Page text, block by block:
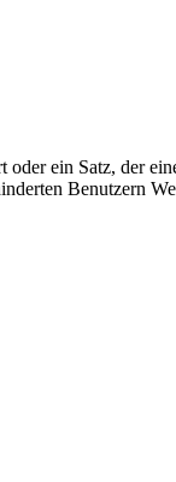
ein Satz, der
Benutzern